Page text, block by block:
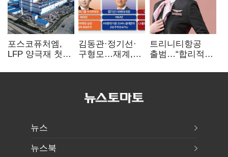
포스코퓨처엠,
LFP 양극재 첫
ESS 시장 공략
김동관·정기선·
구형모…재계,
전성시대
트리니티항공
출범…“합리적
서비스로 승부”
뉴스
뉴스북